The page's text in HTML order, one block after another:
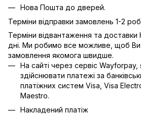
Нова Пошта до дверей.
Терміни відправки замовлень 1-2
Терміни відвантаження та доставки
дні. Ми робимо все можливе, щоб
замовлення якомога швидше.
На сайті через сервіс Wayforpay,
здійснювати платежі за
платіжних систем Visa, Visa
Maestro.
Накладений платіж